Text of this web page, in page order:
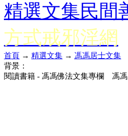
精選文集民間
方式戒邪淫網
首頁 → 精選文集 → 馮馮居士文集
背景：
閱讀書籍 - 馮馮佛法文集專欄 馮